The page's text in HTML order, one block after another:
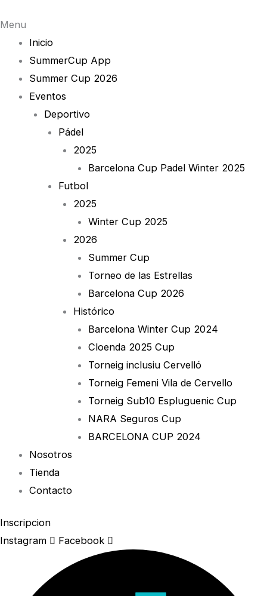
Menu
Inicio
SummerCup App
Summer Cup 2026
Eventos
Deportivo
Pádel
2025
Barcelona Cup Padel Winter 2025
Futbol
2025
Winter Cup 2025
2026
Summer Cup
Torneo de las Estrellas
Barcelona Cup 2026
Histórico
Barcelona Winter Cup 2024
Cloenda 2025 Cup
Torneig inclusiu Cervelló
Torneig Femeni Vila de Cervello
Torneig Sub10 Espluguenic Cup
NARA Seguros Cup
BARCELONA CUP 2024
Nosotros
Tienda
Contacto
Inscripcion
Instagram
Facebook